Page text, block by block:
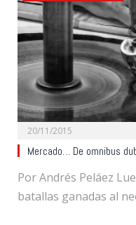
20/11/2015
Mercado… De omnibus
Por Andrés Peláez
batallas ganadas al